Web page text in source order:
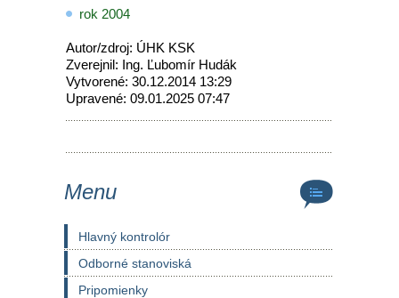
rok 2004
Autor/zdroj: ÚHK KSK
Zverejnil: Ing. Ľubomír Hudák
Vytvorené: 30.12.2014 13:29
Upravené: 09.01.2025 07:47
Menu
Hlavný kontrolór
Odborné stanoviská
Pripomienky